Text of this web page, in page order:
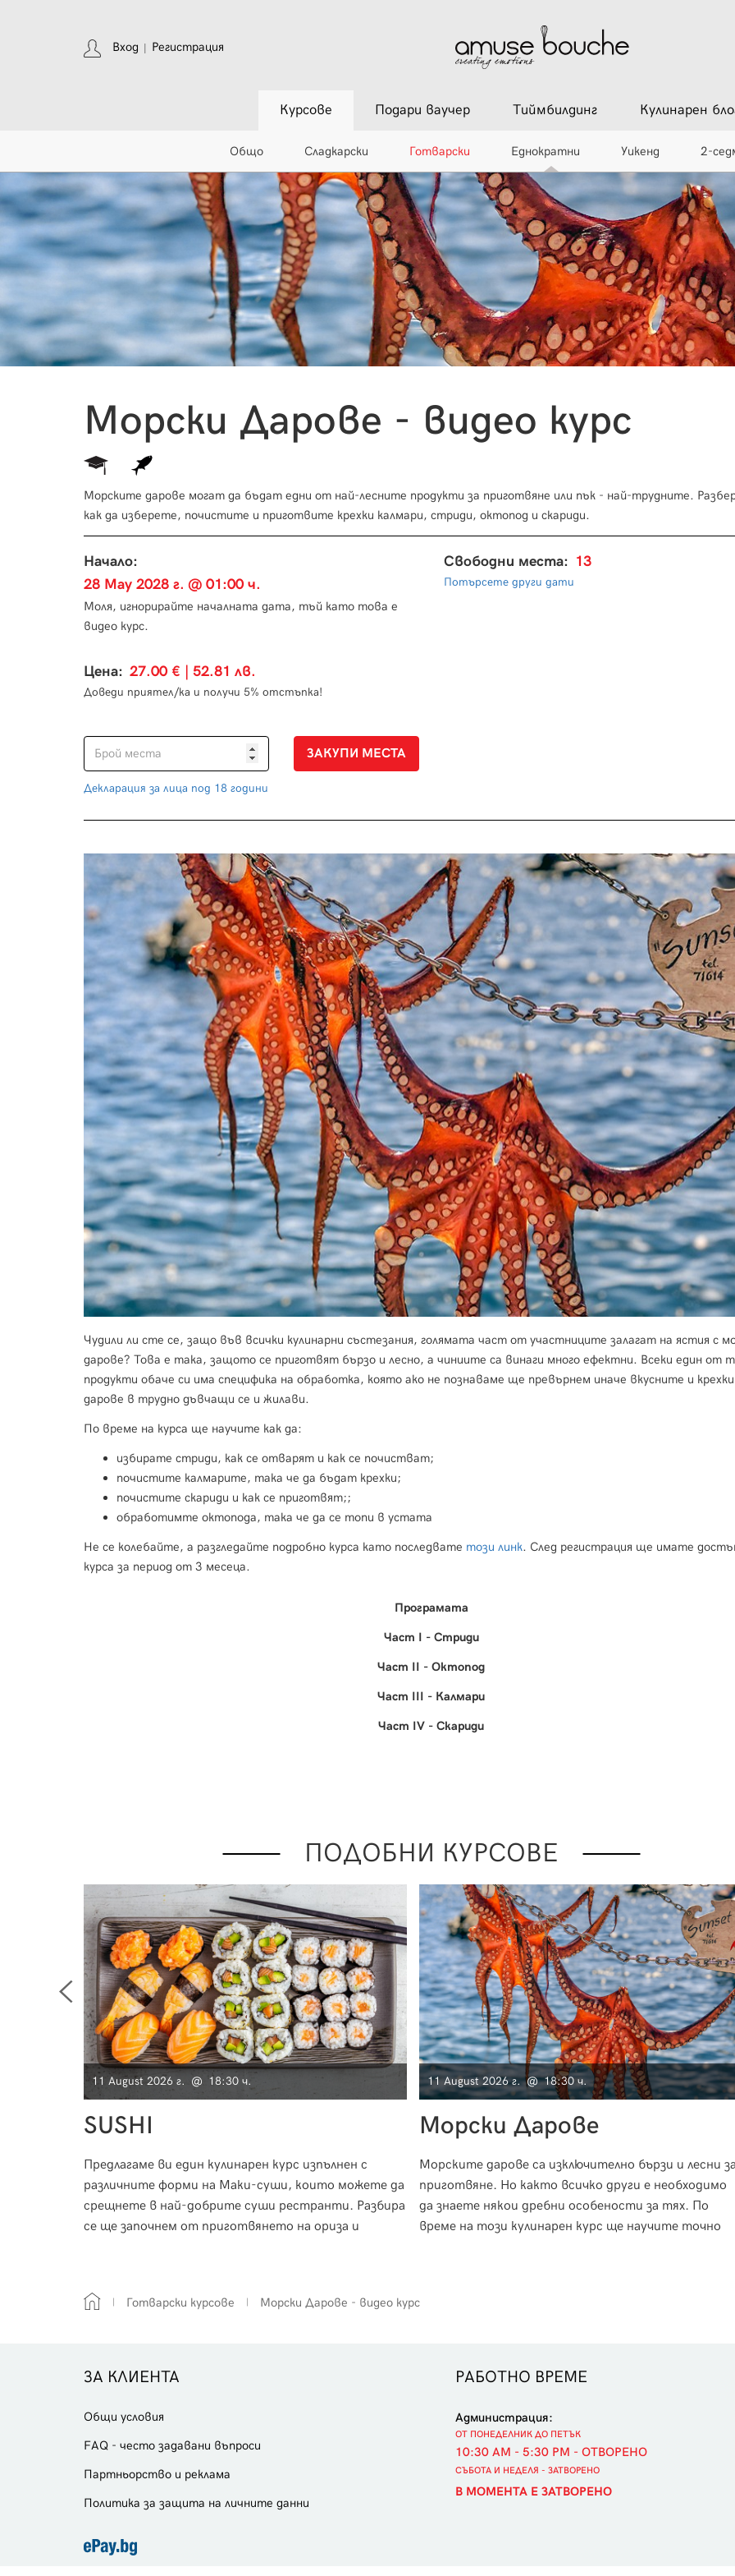
Вход Регистрация
Курсове
Общо Сладкарски Готварски Еднократни Уикенд 2-
Подари ваучер Тиймбилдинг Кулинарен
Морски Дарове - видео курс
Морските дарове могат да бъдат едни от най-лесните продукти за приготвяне или пък - най-трудните.
как да изберете, почистите и приготвите крехки калмари, стриди, октопод и скариди.
Начало:
28 May 2028 г. @ 01:00 ч.
Моля, игнорирайте началната дата, тъй като това е
видео курс.
Свободни места: 13
Потърсете други дати
Цена: 27.00 € | 52.81 лв.
Доведи приятел/ка и получи 5% отстъпка!
Декларация за лица под 18 години
Чудили ли сте се, защо във всички кулинарни състезания, голямата част от участниците залагат на ястия с
дарове? Това е така, защото се приготвят бързо и лесно, а чиниите са винаги много ефектни. Всеки един от
продукти обаче си има специфика на обработка, която ако не познаваме ще превърнем иначе вкусните и
дарове в трудно дъвчащи се и жилави.
По време на курса ще научите как да:
избирате стриди, как се отварят и как се почистват;
почистите калмарите, така че да бъдат крехки;
почистите скариди и как се приготвят;;
обработимте октопода, така че да се топи в устата
Не се колебайте, а разгледайте подробно курса като последвате този линк. След регистрация ще имате
курса за период от 3 месеца.
Програмата
Част I - Стриди
Част II - Октопод
Част III - Калмари
Част IV - Скариди
ПОДОБНИ КУРСОВЕ
11 August 2026 г. @ 18:30 ч.
SUSHI
Предлагаме ви един кулинарен курс изпълнен с
различните форми на Маки-суши, които можете да
срещнете в най-добрите суши рестранти. Разбира
се ще започнем от приготвянето на ориза и
11 August 2026 г. @ 18:30 ч.
Морски Дарове
Морските дарове са изключително бързи и лесни
приготвяне. Но както всичко други е необходимо
да знаете някои дребни особености за тях. По
време на този кулинарен курс ще научите точно
Готварски курсове Морски Дарове - видео курс
ЗА КЛИЕНТА
Общи условия
FAQ - често задавани въпроси
Партньорство и реклама
Политика за защита на личните данни
РАБОТНО ВРЕМЕ
Администрация:
ОТ ПОНЕДЕЛНИК ДО ПЕТЪК
10:30 AM - 5:30 PM - ОТВОРЕНО
СЪБОТА И НЕДЕЛЯ - ЗАТВОРЕНО
В МОМЕНТА Е ЗАТВОРЕНО